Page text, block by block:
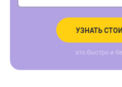
УЗНАТЬ
это быстро и